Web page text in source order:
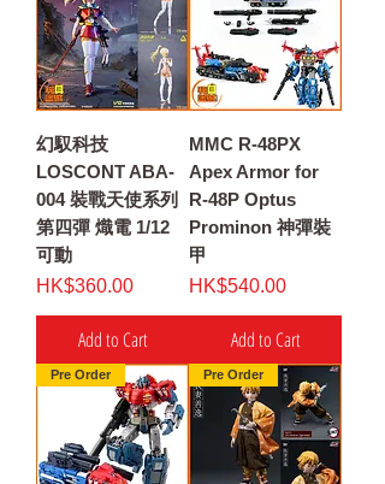
幻馭科技
LOSCONT ABA-
004 裝戰天使系列
第四彈 熾電 1/12
可動
Price
HK$360.00
Add to Cart
MMC R-48PX
Apex Armor for
R-48P Optus
Prominon 神彈裝
甲
Price
HK$540.00
Add to Cart
Pre Order Pre Order